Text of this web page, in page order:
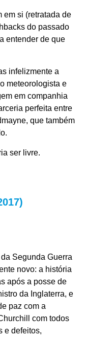
em si (retratada de
do passado
entender de que
infelizmente a
meteorologista e
em companhia
perfeita entre
que também
ser livre.
Segunda Guerra
novo: a história
após a posse de
da Inglaterra, e
paz com a
com todos
e defeitos,